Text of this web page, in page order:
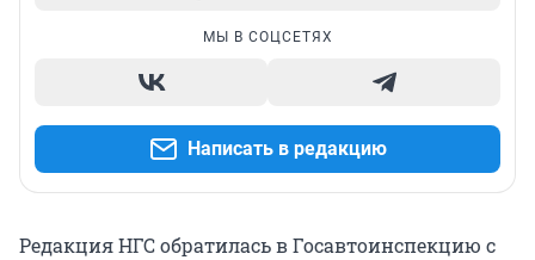
МЫ В СОЦСЕТЯХ
Написать в редакцию
Редакция НГС обратилась в Госавтоинспекцию с